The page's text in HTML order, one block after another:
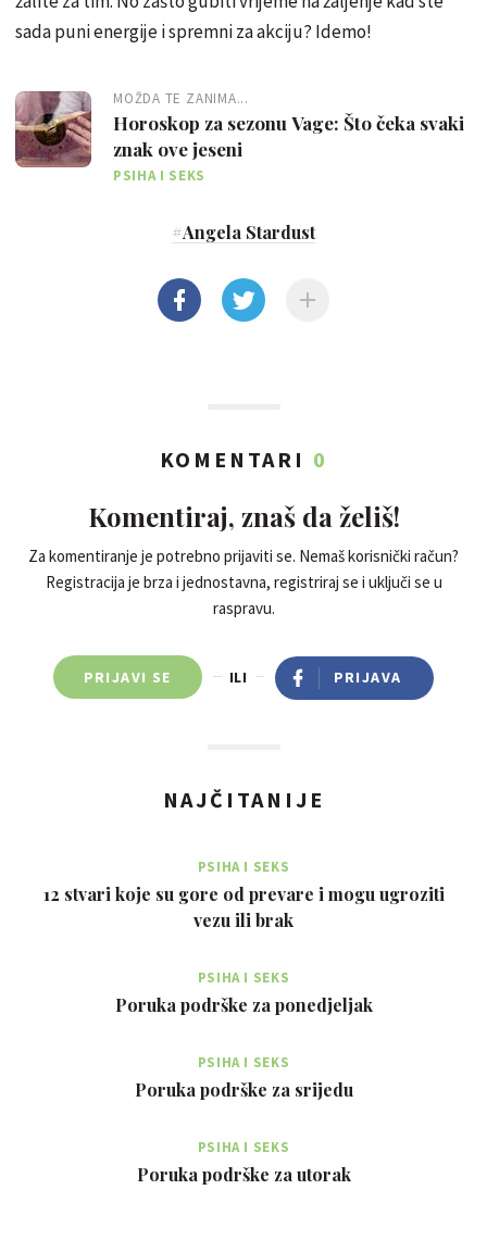
sada puni energije i spremni za akciju? Idemo!
MOŽDA TE ZANIMA...
Horoskop za sezonu Vage: Što čeka svaki
znak ove jeseni
PSIHA I SEKS
#Angela Stardust
KOMENTARI 0
Komentiraj, znaš da želiš!
Za komentiranje je potrebno prijaviti se. Nemaš korisnički račun?
Registracija je brza i jednostavna, registriraj se i uključi se u
raspravu.
PRIJAVI SE ILI PRIJAVA
NAJČITANIJE
PSIHA I SEKS
12 stvari koje su gore od prevare i mogu ugroziti
vezu ili brak
PSIHA I SEKS
Poruka podrške za ponedjeljak
PSIHA I SEKS
Poruka podrške za srijedu
PSIHA I SEKS
Poruka podrške za utorak